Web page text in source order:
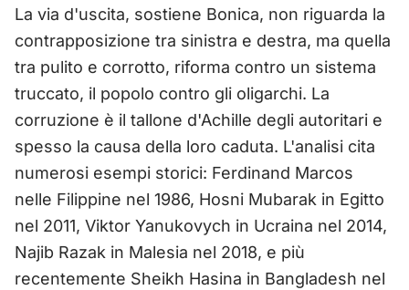
La via d'uscita, sostiene Bonica, non riguarda la
contrapposizione tra sinistra e destra, ma quella
tra pulito e corrotto, riforma contro un sistema
truccato, il popolo contro gli oligarchi. La
corruzione è il tallone d'Achille degli autoritari e
spesso la causa della loro caduta. L'analisi cita
numerosi esempi storici: Ferdinand Marcos
nelle Filippine nel 1986, Hosni Mubarak in Egitto
nel 2011, Viktor Yanukovych in Ucraina nel 2014,
Najib Razak in Malesia nel 2018, e più
recentemente Sheikh Hasina in Bangladesh nel